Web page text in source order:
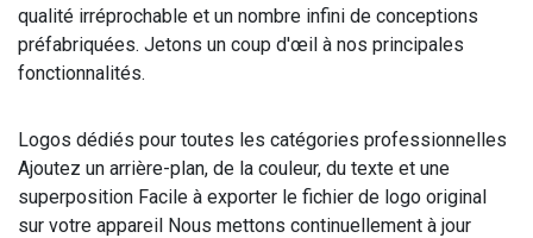
qualité irréprochable et un nombre infini de conceptions
préfabriquées. Jetons un coup d'œil à nos principales
fonctionnalités.
Logos dédiés pour toutes les catégories professionnelles
Ajoutez un arrière-plan, de la couleur, du texte et une
superposition Facile à exporter le fichier de logo original
sur votre appareil Nous mettons continuellement à jour